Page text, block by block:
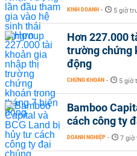
KINH DOANH - 5 giờ
Hơn 227.000
trường chứng
động
CHỨNG KHOÁN - 5 giờ
Bamboo
cách công ty
DOANH NGHIỆP - 7 giờ